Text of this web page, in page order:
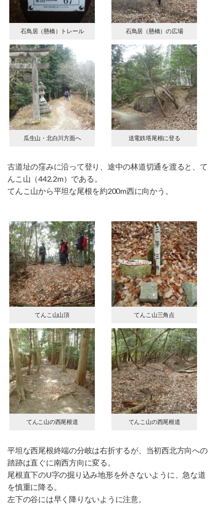
石鳥居（懸橋）トレール 石鳥居（懸橋）の広場
瓜生山・北白川方面へ 送電鉄塔尾根に登る
古道址の窪みに沿って登り、途中の林道切通を渡ると、て
んこ山（442.2m）である。
てんこ山から平坦な尾根を約200m西に向かう。
てんこ山山頂 てんこ山三角点
てんこ山の西尾根道 てんこ山の西尾根道
平坦な西尾根終端の分岐は右折するが、当初西北方向への
踏跡は直ぐに南西方向に変る。
尾根直下のU字の掘り込み地形を外さないように、急な道
を慎重に降る。
左下の谷には早く降りないように注意。